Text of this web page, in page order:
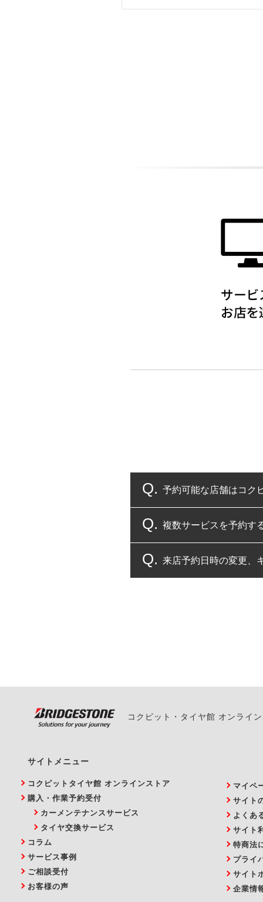
予約可能な店舗はコク
コクピット・タイヤ館
複数サービスを予約す
複数サービスのご予約
来店予約日時の変更、
コクピット・タイヤ館 オンライ
サイトメニュー
コクピットタイヤ館 オンラインストア
購入・作業予約受付
カーメンテナンスサービス
タイヤ交換サービス
コラム
サービス事例
ご相談受付
お客様の声
マイペ
サイト
よくあ
サイト
特商法
プライ
サイト
企業情